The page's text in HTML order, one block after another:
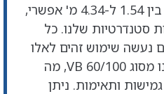
המנחה עבור רוחב תעלה בין 1.54 ל-4.34 מ' אפשרי,
סטנדרטיות שלנו. כל
נעשה שימוש זהים לאלו
של קופסאות התעלה שלנו מסוג VB 60/100, מה
ותאימות. ניתן